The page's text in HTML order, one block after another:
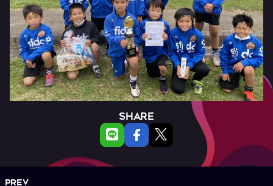
SHARE
PREV